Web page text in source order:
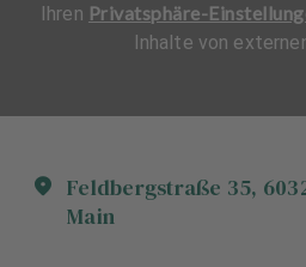
Feldbergstraße 35,
Main
Ihren Privatsphäre-
Inhalte von